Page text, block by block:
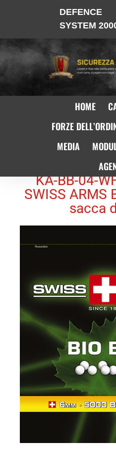
DEFENCE
SYSTEM
HOME
FORZE
MEDIA
KA-BB-04-
SWISS ARMS
sacca